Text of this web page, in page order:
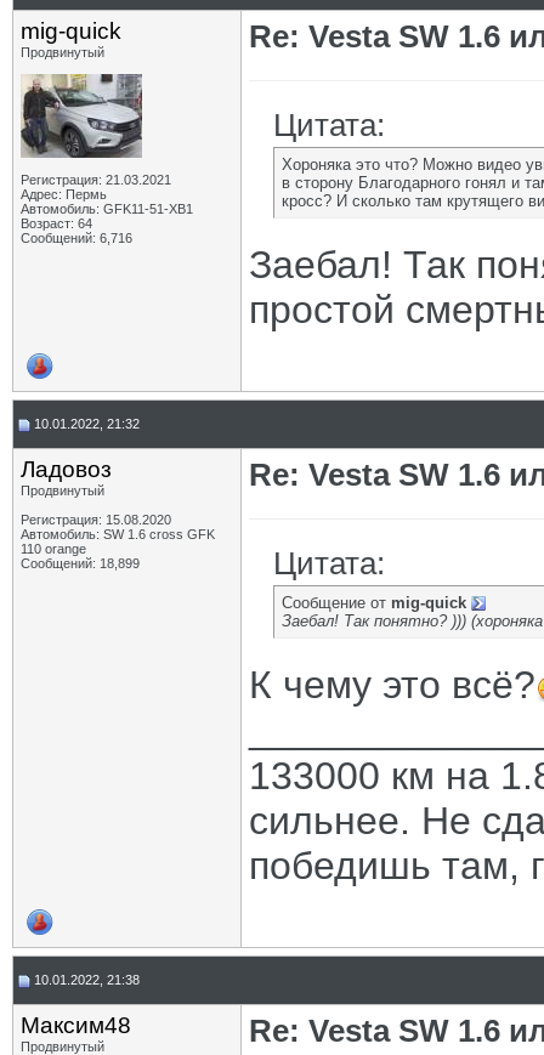
mig-quick
Продвинутый
Регистрация: 21.03.2021
Адрес: Пермь
Автомобиль: GFK11-51-ХВ1
Возраст: 64
Сообщений: 6,716
Re: Vesta SW 1.6
Цитата:
Хороняка это что? Можно видео
в сторону Благодарного гонял и
кросс? И сколько там крутящего
Заебал! Так
простой
10.01.2022, 21:32
Ладовоз
Продвинутый
Регистрация: 15.08.2020
Автомобиль: SW 1.6 cross GFK
110 orange
Сообщений: 18,899
Re: Vesta SW 1.6
Цитата:
Сообщение от mig-quick
Заебал! Так понятно? )))
К чему это всё?
133000 км на
сильнее. Не
победишь там,
10.01.2022, 21:38
Максим48
Продвинутый
Re: Vesta SW 1.6